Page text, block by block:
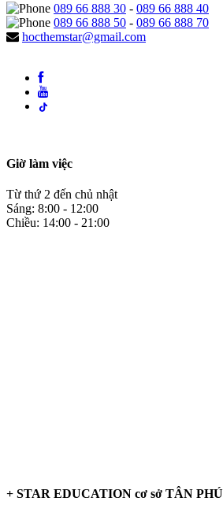
089 66 888 30 - 089 66 888 40
089 66 888 50 - 089 66 888 70
hocthemstar@gmail.com
Giờ làm việc
Từ thứ 2 đến chủ nhật
Sáng: 8:00 - 12:00
Chiều: 14:00 - 21:00
+ STAR EDUCATION cơ sở TÂN PHÚ